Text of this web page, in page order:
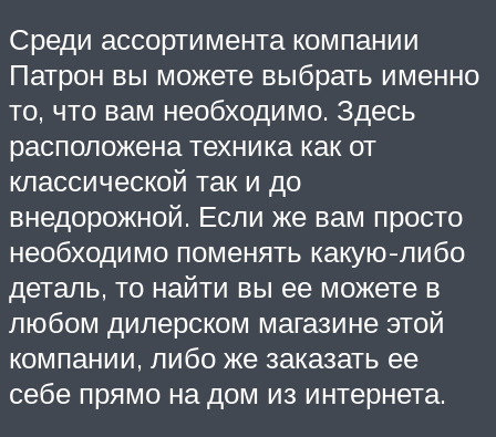
Среди ассортимента компании
Патрон вы можете выбрать именно
то, что вам необходимо. Здесь
расположена техника как от
классической так и до
внедорожной. Если же вам просто
необходимо поменять какую-либо
деталь, то найти вы ее можете в
любом дилерском магазине этой
компании, либо же заказать ее
себе прямо на дом из интернета.